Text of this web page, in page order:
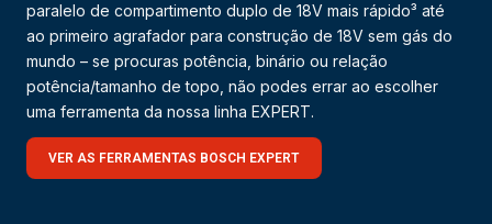
paralelo de compartimento duplo de 18V mais rápido³ até
ao primeiro agrafador para construção de 18V sem gás do
mundo – se procuras potência, binário ou relação
potência/tamanho de topo, não podes errar ao escolher
uma ferramenta da nossa linha EXPERT.
VER AS FERRAMENTAS BOSCH EXPERT